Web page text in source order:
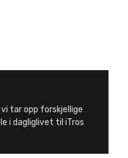
tar opp forskjellige
i dagliglivet til iTros